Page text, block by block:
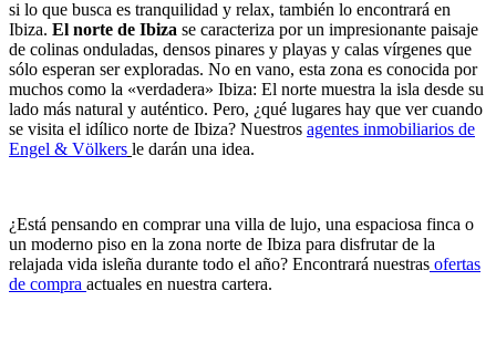
si lo que busca es tranquilidad y relax, también lo encontrará en
Ibiza. El norte de Ibiza se caracteriza por un impresionante paisaje
de colinas onduladas, densos pinares y playas y calas vírgenes que
sólo esperan ser exploradas. No en vano, esta zona es conocida por
muchos como la «verdadera» Ibiza: El norte muestra la isla desde su
lado más natural y auténtico. Pero, ¿qué lugares hay que ver cuando
se visita el idílico norte de Ibiza? Nuestros agentes inmobiliarios de
Engel & Völkers le darán una idea.
¿Está pensando en comprar una villa de lujo, una espaciosa finca o
un moderno piso en la zona norte de Ibiza para disfrutar de la
relajada vida isleña durante todo el año? Encontrará nuestras ofertas
de compra actuales en nuestra cartera.